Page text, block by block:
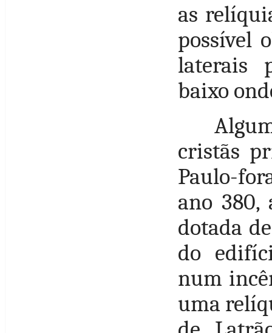
as
possível
laterais
baixo
cristãs
Paulo-
ano 380,
dotada
do
num
uma